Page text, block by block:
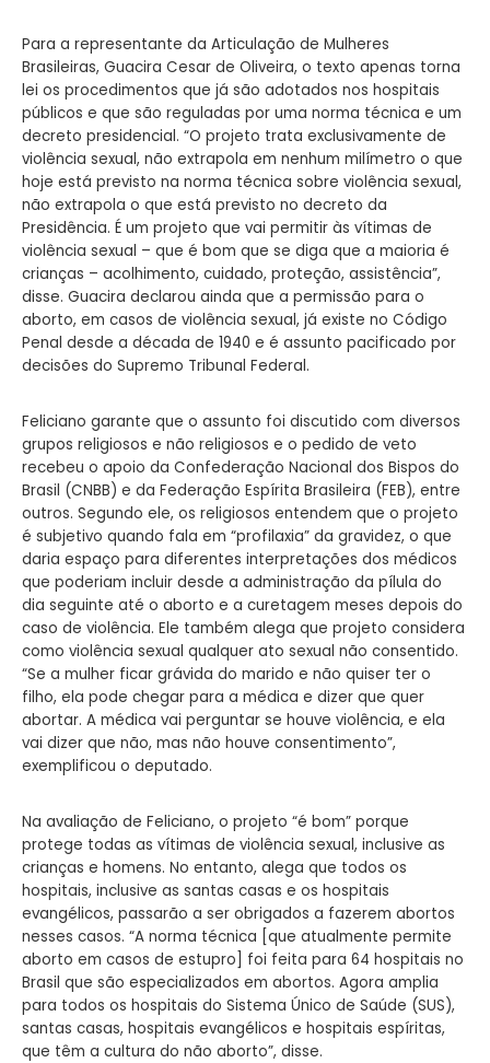
Para a representante da Articulação de Mulheres
Brasileiras, Guacira Cesar de Oliveira, o texto apenas torna
lei os procedimentos que já são adotados nos hospitais
públicos e que são reguladas por uma norma técnica e um
decreto presidencial. “O projeto trata exclusivamente de
violência sexual, não extrapola em nenhum milímetro o que
hoje está previsto na norma técnica sobre violência sexual,
não extrapola o que está previsto no decreto da
Presidência. É um projeto que vai permitir às vítimas de
violência sexual – que é bom que se diga que a maioria é
crianças – acolhimento, cuidado, proteção, assistência”,
disse. Guacira declarou ainda que a permissão para o
aborto, em casos de violência sexual, já existe no Código
Penal desde a década de 1940 e é assunto pacificado por
decisões do Supremo Tribunal Federal.
Feliciano garante que o assunto foi discutido com diversos
grupos religiosos e não religiosos e o pedido de veto
recebeu o apoio da Confederação Nacional dos Bispos do
Brasil (CNBB) e da Federação Espírita Brasileira (FEB), entre
outros. Segundo ele, os religiosos entendem que o projeto
é subjetivo quando fala em “profilaxia” da gravidez, o que
daria espaço para diferentes interpretações dos médicos
que poderiam incluir desde a administração da pílula do
dia seguinte até o aborto e a curetagem meses depois do
caso de violência. Ele também alega que projeto considera
como violência sexual qualquer ato sexual não consentido.
“Se a mulher ficar grávida do marido e não quiser ter o
filho, ela pode chegar para a médica e dizer que quer
abortar. A médica vai perguntar se houve violência, e ela
vai dizer que não, mas não houve consentimento”,
exemplificou o deputado.
Na avaliação de Feliciano, o projeto “é bom” porque
protege todas as vítimas de violência sexual, inclusive as
crianças e homens. No entanto, alega que todos os
hospitais, inclusive as santas casas e os hospitais
evangélicos, passarão a ser obrigados a fazerem abortos
nesses casos. “A norma técnica [que atualmente permite
aborto em casos de estupro] foi feita para 64 hospitais no
Brasil que são especializados em abortos. Agora amplia
para todos os hospitais do Sistema Único de Saúde (SUS),
santas casas, hospitais evangélicos e hospitais espíritas,
que têm a cultura do não aborto”, disse.